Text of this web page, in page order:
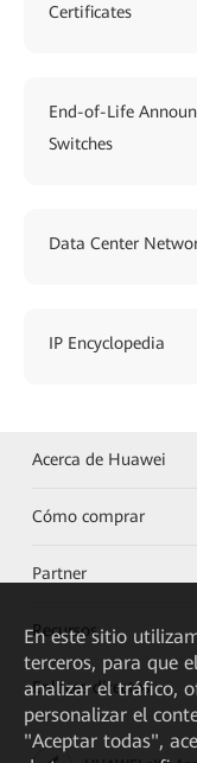
Certificates
End-of-Life
Switches
Data Center
IP Encyclopedia
Acerca de Huawei
Cómo comprar
Partner
Recursos
Enlaces directos
En este sitio
terceros, para que
analizar el tráfico,
personalizar el
"Aceptar todas",